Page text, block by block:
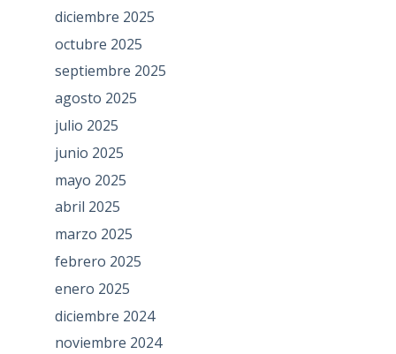
diciembre 2025
octubre 2025
septiembre 2025
agosto 2025
julio 2025
junio 2025
mayo 2025
abril 2025
marzo 2025
febrero 2025
enero 2025
diciembre 2024
noviembre 2024